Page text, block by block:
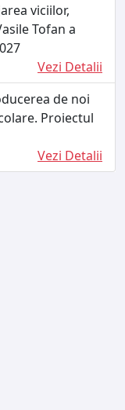
viciilor,
Tofan a
Vezi Detalii
de noi
Proiectul
Vezi Detalii